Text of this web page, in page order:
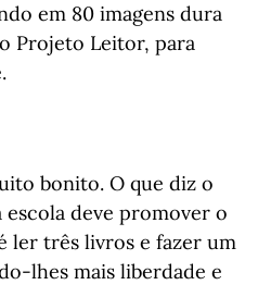
em 80 imagens dura
Projeto Leitor, para
bonito. O que diz o
deve promover o
ler três livros e fazer um
lhes mais liberdade e